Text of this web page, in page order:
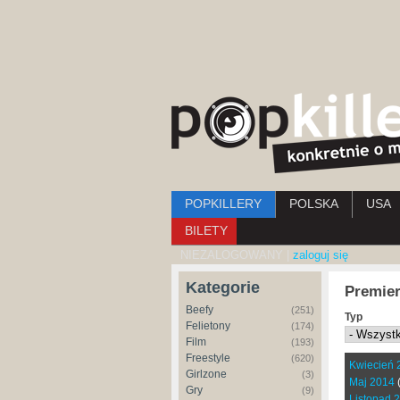
Menu główne
POPKILLERY POLSKA USA
BILETY
NIEZALOGOWANY | zaloguj się
Kategorie
Beefy (251)
Felietony (174)
Film (193)
Freestyle (620)
Girlzone (3)
Gry (9)
Typ
Kwiecień
Maj 2014